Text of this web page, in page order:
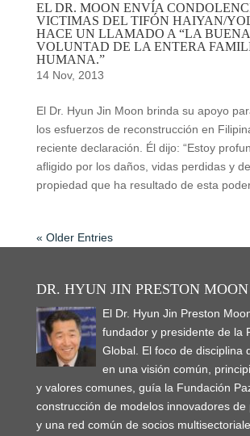
EL DR. MOON ENVÍA
VICTIMAS DEL TIFÓN HAIYAN/
HACE UN LLAMADO A “LA BUENA
VOLUNTAD DE LA ENTERA
HUMANA.”
14 Nov, 2013
El Dr. Hyun Jin Moon brinda su apoyo
los esfuerzos de reconstrucción en
reciente declaración. Él dijo: “Estoy
afligido por los daños, vidas perdidas y
propiedad que ha resultado de esta
« Older Entries
DR. HYUN JIN PRESTON MOON
El Dr. Hyun Jin Preston
fundador y presidente de la
Global. El foco de disciplina
en una visión común,
y valores comunes, guía la Fundación
construcción de modelos innovadores de
y una red común de socios